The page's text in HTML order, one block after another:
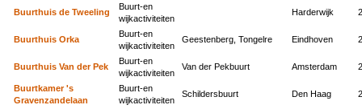
Buurthuis de Tweeling
Buurt-en
wijkactiviteiten
Harderwijk
Buurthuis Orka
Buurt-en
wijkactiviteiten
Geestenberg, Tongelre Eindhoven
Buurthuis Van der Pek
Buurt-en
wijkactiviteiten
Van der Pekbuurt Amsterdam
Buurtkamer 's
Gravenzandelaan
Buurt-en
wijkactiviteiten
Schildersbuurt Den Haag